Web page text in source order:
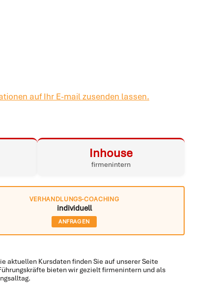
auf Ihr E-mail zusenden lassen.
Inhouse
firmenintern
VERHANDLUNGS-COACHING
individuell
ANFRAGEN
aktuellen Kursdaten finden Sie auf unserer Seite
bieten wir gezielt firmenintern und als